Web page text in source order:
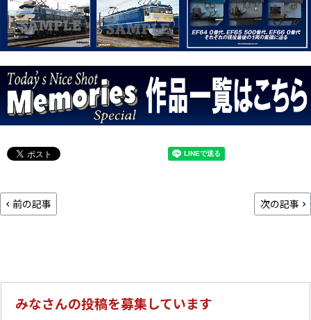
前の記事 次の記事
みなさんの投稿を募集しています